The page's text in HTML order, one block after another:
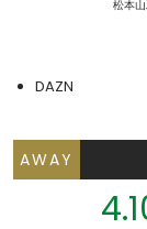
松本
DAZN
AWAY